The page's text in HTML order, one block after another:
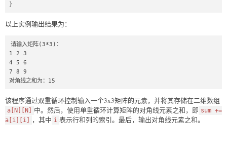
}
以上实例输出结果为：
请输入矩阵(3*3)：
1 2 3
4 5 6
7 8 9
对角线之和为：15
该程序通过双重循环控制输入一个3x3矩阵的元素，并将其存储在二维数组
a[N][N] 中。然后，使用单重循环计算矩阵的对角线元素之和，即 sum +=
a[i][i]
，其中 i 表示行和列的索引。最后，输出对角线元素之和。